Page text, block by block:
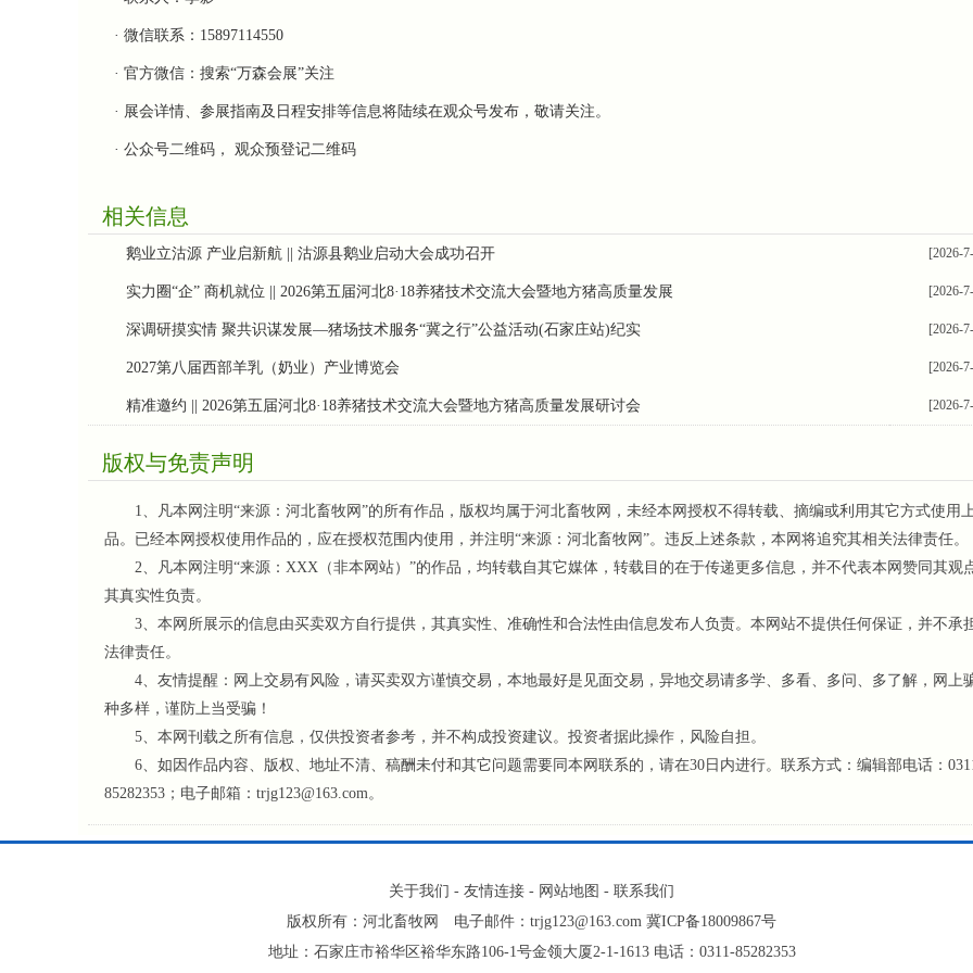
· 微信联系： 15897114550
· 官方微信：搜索“万森会展”关注
· 展会详情、参展指南及日程安排等信息将陆续在观众号发布，敬请关注。
· 公众号二维码， 观众预登记二维码
相关信息
鹅业立沽源 产业启新航 || 沽源县鹅业启动大会成功召开 [2026-
实力圈“企” 商机就位 || 2026第五届河北8·18养猪技术交流大会暨地方猪高质量发展 [2026-
深调研摸实情 聚共识谋发展—猪场技术服务“冀之行”公益活动(石家庄站)纪实 [2026-
2027第八届西部羊乳（奶业）产业博览会 [2026-
精准邀约 || 2026第五届河北8·18养猪技术交流大会暨地方猪高质量发展研讨会 [2026-
版权与免责声明
1、凡本网注明“来源：河北畜牧网”的所有作品，版权均属于河北畜牧网，未经本网授权不得转载、摘编或利用其它方式使用
品。已经本网授权使用作品的，应在授权范围内使用，并注明“来源：河北畜牧网”。违反上述条款，本网将追究其相关法律责任。
2、凡本网注明“来源：XXX（非本网站）”的作品，均转载自其它媒体，转载目的在于传递更多信息，并不代表本网赞同其观
其真实性负责。
3、本网所展示的信息由买卖双方自行提供，其真实性、准确性和合法性由信息发布人负责。本网站不提供任何保证，并不承
法律责任。
4、友情提醒：网上交易有风险，请买卖双方谨慎交易，本地最好是见面交易，异地交易请多学、多看、多问、多了解，网上
种多样，谨防上当受骗！
5、本网刊载之所有信息，仅供投资者参考 ，并不构成投资建议。投资者据此操作，风险自担。
6、如因作品内容、版权、地址不清、稿酬未付和其它问题需要同本网联系的，请在30日内进行。联系方式：编辑部电话：
85282353；电子邮箱：trjg123@163.com。
关于我们 - 友情连接 - 网站地图 - 联系我们
版权所有：河北畜牧网 电子邮件：trjg123@163.com 冀ICP备18009867号
地址：石家庄市裕华区裕华东路106-1号金领大厦2-1-1613 电话：0311-85282353